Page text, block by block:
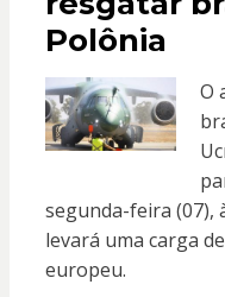
Polônia
O
segunda-feira (07),
levará uma carga
europeu.